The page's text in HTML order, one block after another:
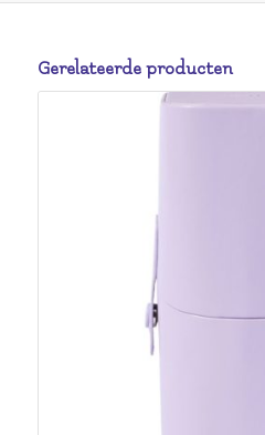
Gerelateerde producten